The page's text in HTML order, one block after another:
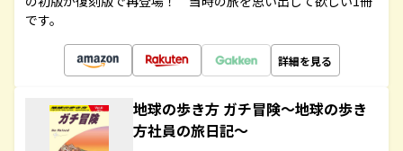
です。
詳細を見る
地球の歩き方 ガチ冒険～地球の歩き
方社員の旅日記～